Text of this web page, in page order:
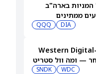
המניות בארה"ב
ממתינים
DIA
QQQ
למה מניות סנדיסק ו-Western Digital
— ומה וול סטריט
WDC
SNDK